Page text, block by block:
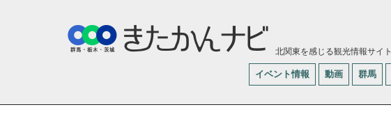
北関東を感じる観光情報サイト
イベント情報 動画 群馬